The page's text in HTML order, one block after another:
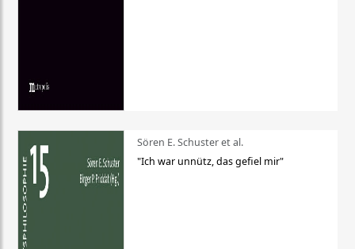
Sören E. Schuster et al.
"Ich war unnütz, das gefiel mir"